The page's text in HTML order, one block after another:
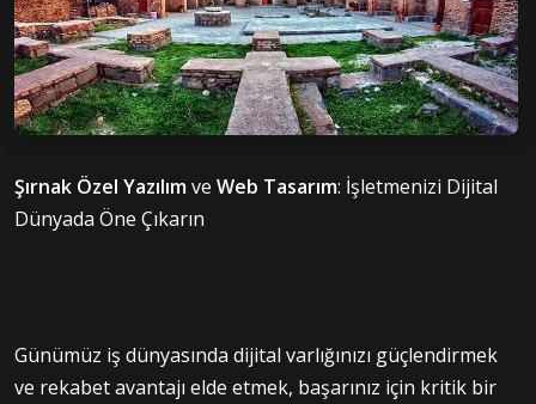
Şırnak Özel Yazılımve Web Tasarım: İşletmenizi Dijital
Dünyada Öne Çıkarın
Günümüz iş dünyasında dijital varlığınızı güçlendirmek
ve rekabet avantajı elde etmek, başarınız için kritik bir